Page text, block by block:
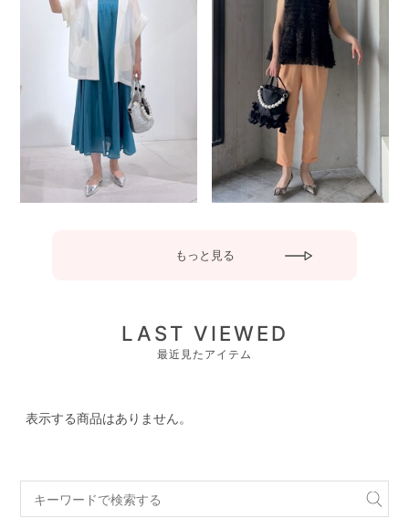
もっと見る
LAST VIEWED
最近見たアイテム
表示する商品はありません。